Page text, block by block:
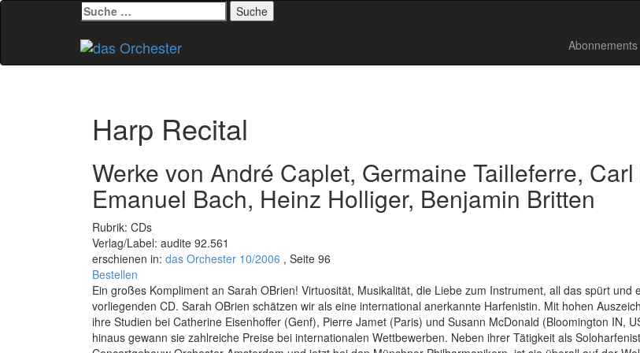
Suche
nach:
springen
Abonnements
Harp Recital
Werke von André Caplet, Germaine Tailleferre,
Emanuel Bach, Heinz Holliger, Benjamin Britten
Rubrik: CDs
Verlag/Label: audite 92.561
erschienen in: das Orchester 10/2006 , Seite 96
Bestellen
Ein großes Kompliment an Sarah OBrien! Virtuosität, Musikalität, die Liebe zum Instrument, all das spürt und
vorliegenden CD. Sarah OBrien schätzen wir als eine international anerkannte Harfenistin. Mit hohen
ihre Studien bei Catherine Eisenhoffer (Genf), Pierre Jamet (Paris) und Susann McDonald (Bloomington IN,
hinaus gewann sie zahlreiche Preise bei internationalen Wettbewerben. Neben ihrer Tätigkeit als